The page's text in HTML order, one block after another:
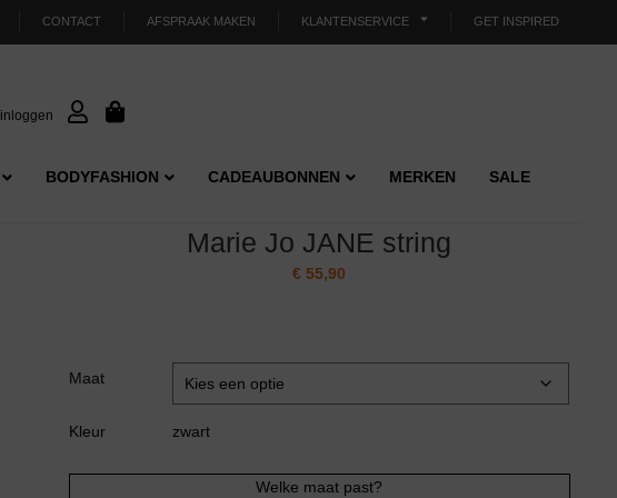
CONTACT AFSPRAAK MAKEN KLANTENSERVICE GET INSPIRED
inloggen
BODYFASHION CADEAUBONNEN MERKEN
SALE
Marie Jo JANE string
€ 55,90
Maat
Kleur zwart
Welke maat past?